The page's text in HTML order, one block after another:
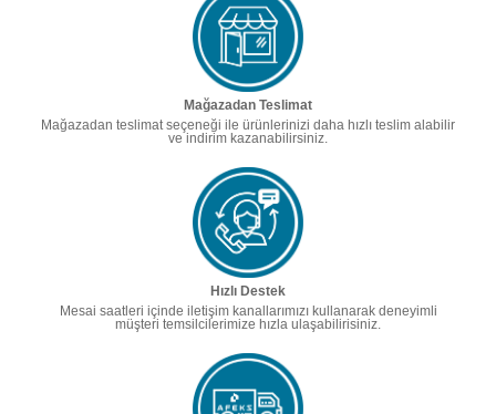
Mağazadan Teslimat
Mağazadan teslimat seçeneği ile ürünlerinizi daha hızlı teslim alabilir
ve indirim kazanabilirsiniz.
Hızlı Destek
Mesai saatleri içinde iletişim kanallarımızı kullanarak deneyimli
müşteri temsilcilerimize hızla ulaşabilirisiniz.